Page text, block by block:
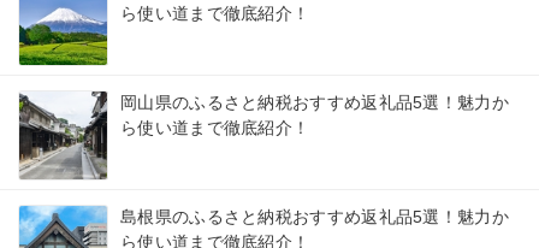
ら使い道まで徹底紹介！
岡山県のふるさと納税おすすめ返礼品5選！魅力か
ら使い道まで徹底紹介！
島根県のふるさと納税おすすめ返礼品5選！魅力か
ら使い道まで徹底紹介！